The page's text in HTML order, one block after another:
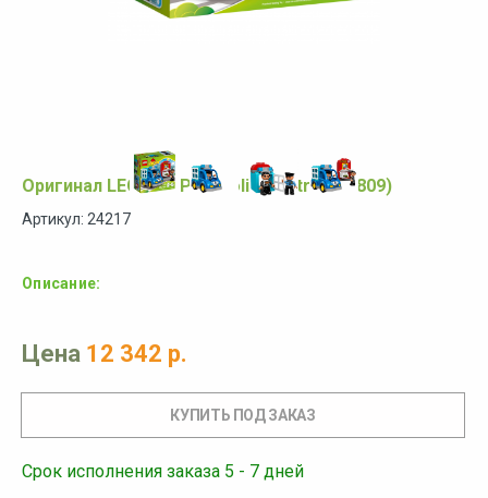
Оригинал LEGO DUPLO Police Patrol (10809)
Артикул: 24217
Описание:
Цена 12 342 р.
Срок исполнения заказа 5 - 7 дней